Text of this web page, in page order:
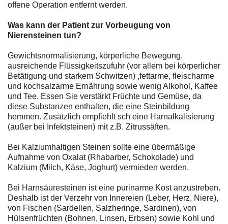
offene Operation entfernt werden.
Was kann der Patient zur Vorbeugung von
Nierensteinen tun?
Gewichtsnormalisierung, körperliche Bewegung,
ausreichende Flüssigkeitszufuhr (vor allem bei körperlicher
Betätigung und starkem Schwitzen) ,fettarme, fleischarme
und kochsalzarme Ernährung sowie wenig Alkohol, Kaffee
und Tee. Essen Sie verstärkt Früchte und Gemüse, da
diese Substanzen enthalten, die eine Steinbildung
hemmen. Zusätzlich empfiehlt sch eine Harnalkalisierung
(außer bei Infektsteinen) mit z.B. Zitrussäften.
Bei Kalziumhaltigen Steinen sollte eine übermäßige
Aufnahme von Oxalat (Rhabarber, Schokolade) und
Kalzium (Milch, Käse, Joghurt) vermieden werden.
Bei Harnsäuresteinen ist eine purinarme Kost anzustreben.
Deshalb ist der Verzehr von Innereien (Leber, Herz, Niere),
von Fischen (Sardellen, Salzheringe, Sardinen), von
Hülsenfrüchten (Bohnen, Linsen, Erbsen) sowie Kohl und